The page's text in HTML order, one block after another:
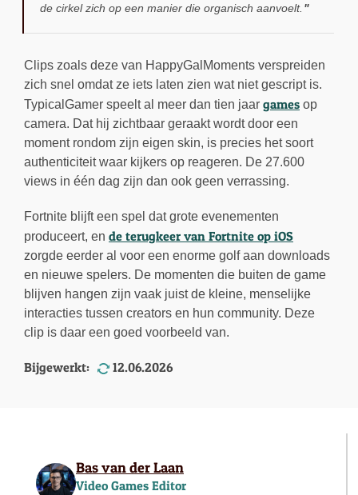
de cirkel zich op een manier die organisch aanvoelt.
Clips zoals deze van HappyGalMoments verspreiden
zich snel omdat ze iets laten zien wat niet gescript is.
TypicalGamer speelt al meer dan tien jaar games op
camera. Dat hij zichtbaar geraakt wordt door een
moment rondom zijn eigen skin, is precies het soort
authenticiteit waar kijkers op reageren. De 27.600
views in één dag zijn dan ook geen verrassing.
Fortnite blijft een spel dat grote evenementen
produceert, en de terugkeer van Fortnite op iOS
zorgde eerder al voor een enorme golf aan downloads
en nieuwe spelers. De momenten die buiten de game
blijven hangen zijn vaak juist de kleine, menselijke
interacties tussen creators en hun community. Deze
clip is daar een goed voorbeeld van.
Bijgewerkt: 12.06.2026
Bas van der Laan
Video Games Editor